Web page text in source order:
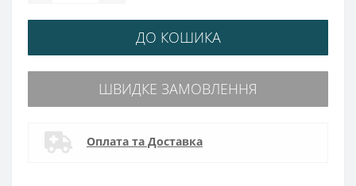
ДО КОШИКА
ШВИДКЕ ЗАМОВЛЕННЯ
Оплата та Доставка